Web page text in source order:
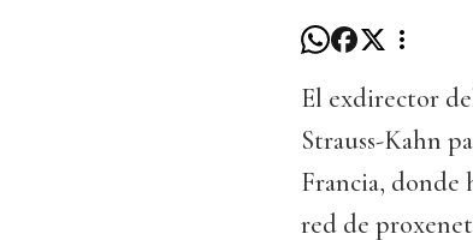
El exdirector
Strauss-Kahn
Francia, donde
red de